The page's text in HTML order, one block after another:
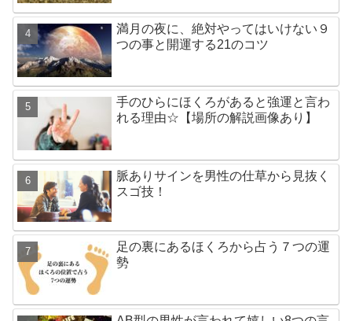
満月の夜に、絶対やってはいけない９
つの事と開運する21のコツ
手のひらにほくろがあると強運と言わ
れる理由☆【場所の解説画像あり】
脈ありサインを男性の仕草から見抜く
スゴ技！
足の裏にあるほくろから占う７つの運
勢